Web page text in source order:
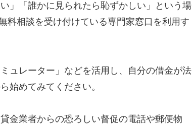
」「誰かに見られたら恥ずかしい」という場
料相談を受け付けている専門家窓口を利用す
ュレーター」などを活用し、自分の借金が法
始めてみてください。
金業者からの恐ろしい督促の電話や郵便物